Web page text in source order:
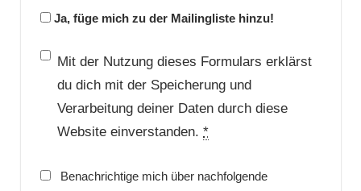
Ja, füge mich zu der Mailingliste hinzu!
Mit der Nutzung dieses Formulars erklärst
du dich mit der Speicherung und
Verarbeitung deiner Daten durch diese
Website einverstanden. *
Benachrichtige mich über nachfolgende